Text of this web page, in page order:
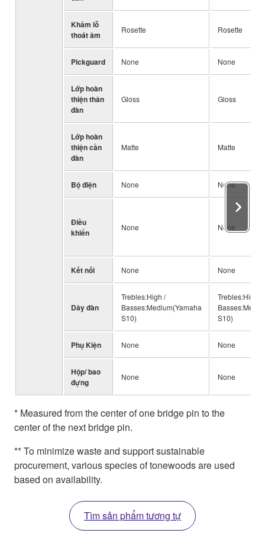
Khảm lỗ
thoát âm
Rosette Rosette
Pickguard None None
Lớp hoàn
thiện thân
đàn
Gloss Gloss
Lớp hoàn
thiện cần
đàn
Matte Matte
Bộ điện None None
Điều
khiển
None None
Kết nối None None
Dây đàn
Trebles:High /
Basses:Medium(Yamaha
S10)
Trebles:High /
S10)
Phụ Kiện None None
Hộp/ bao
đựng
None None
* Measured from the center of one bridge pin to the
center of the next bridge pin.
** To minimize waste and support sustainable
procurement, various species of tonewoods are used
based on availability.
Tìm sản phẩm tương tự